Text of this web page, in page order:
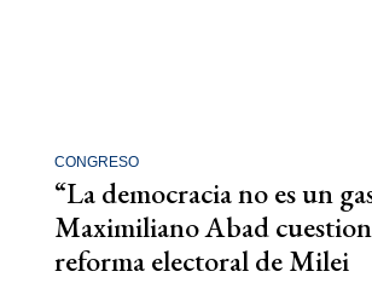
CONGRESO
“La democracia no es un
Maximiliano Abad
reforma electoral de Milei